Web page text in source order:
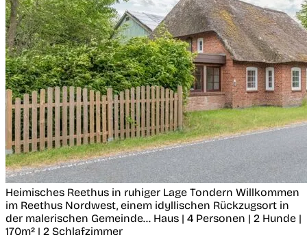
Heimisches Reethus in ruhiger Lage Tondern Willkommen
im Reethus Nordwest, einem idyllischen Rückzugsort in
der malerischen Gemeinde... Haus | 4 Personen | 2 Hunde |
170m² | 2 Schlafzimmer